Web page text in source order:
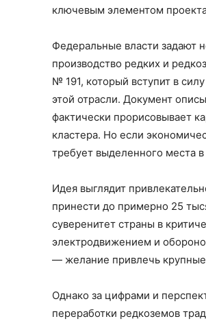
ключевым элементом
Федеральные власти задают
производство редких и
№ 191, который вступит в
этой отрасли. Документ
фактически прорисовывает
кластера. Но если
требует выделенного места
Идея выглядит
принести до примерно 25
суверенитет страны в
электродвижением и
— желание привлечь крупные
Однако за цифрами и
переработки редкоземов